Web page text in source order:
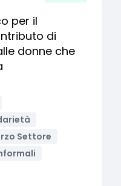
per il
di
donne che
Settore